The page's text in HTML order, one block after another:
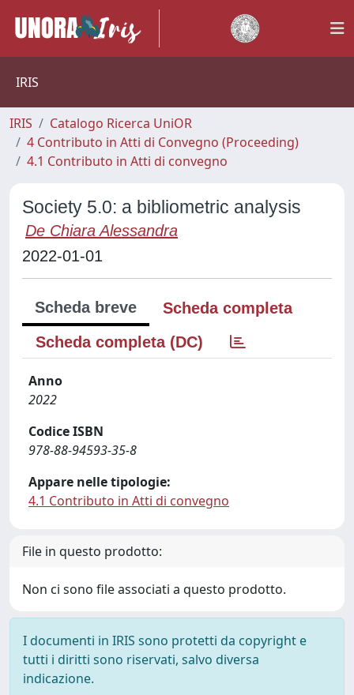
IRIS
IRIS
Catalogo Ricerca UniOR
4 Contributo in Atti di Convegno (Proceeding)
4.1 Contributo in Atti di convegno
Society 5.0: a bibliometric analysis
De Chiara Alessandra
2022-01-01
Scheda breve
Scheda completa
Scheda completa (DC)
Anno
2022
Codice ISBN
978-88-94593-35-8
Appare nelle tipologie:
4.1 Contributo in Atti di convegno
File in questo prodotto:
Non ci sono file associati a questo prodotto.
I documenti in IRIS sono protetti da copyright e
tutti i diritti sono riservati, salvo diversa
indicazione.